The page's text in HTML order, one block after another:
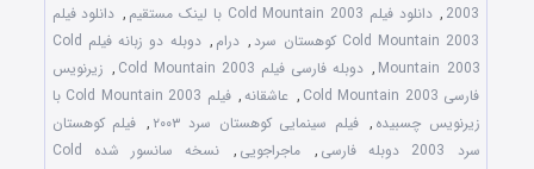
2003
, دانلود فیلم Cold Mountain 2003 با لینک مستقیم , دانلود فیلم
Cold Mountain 2003 کوهستان سرد
, درام ,
دوبله دو زبانه فیلم Cold
Mountain 2003
, دوبله فارسی فیلم Cold Mountain 2003 , زیرنویس
فارسی Cold Mountain 2003
, عاشقانه,
فیلم Cold Mountain 2003 با
زیرنویس چسبیده , فیلم سینمایی کوهستان سرد ۲۰۰۳ , فیلم کوهستان
سرد 2003 دوبله فارسی
, ماجراجویی ,
نسخه سانسور شده Cold